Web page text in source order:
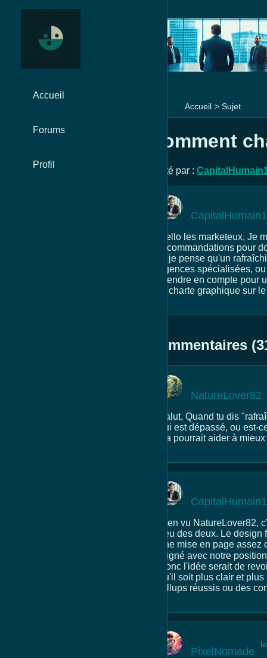
Accueil > Sujet
Accueil
Forums
Profil
Comment
Posté par :
Hello les marketeux, Je
recommandations pour
et je pense qu'un
agences spécialisées,
prendre en compte
la charte graphique sur
Commentaires
NatureLover82
Salut, Quand tu dis
qui est dépassé, ou
Ca pourrait aider à
Bien vu NatureLover82,
peu des deux. Le
une mise en page
aligné avec notre
Donc l'idée serait de
qu'il soit plus clair et
rollups réussis ou des
PixelNomade